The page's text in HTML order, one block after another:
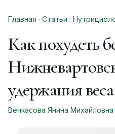
Главная · Статьи ·
Как похудеть
удержания веса
Вечкасова Янина Михайловна